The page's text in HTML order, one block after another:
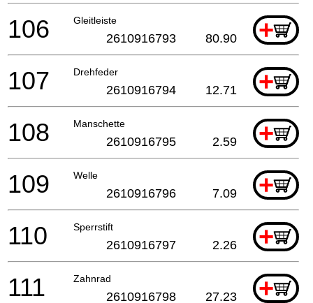
Gleitleiste +
106 2610916793 80.90
Drehfeder +
107 2610916794 12.71
Manschette +
108 2610916795 2.59
Welle +
109 2610916796 7.09
Sperrstift +
110 2610916797 2.26
Zahnrad +
111 2610916798 27.23